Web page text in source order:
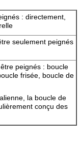
: directement,
seulement peignés
peignés : boucle
frisée, boucle de
la boucle de
conçu des